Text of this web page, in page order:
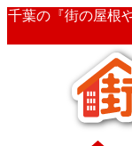
千葉の『街の屋根